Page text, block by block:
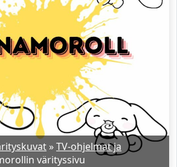
»TV-ohjelmat ja
värityssivu